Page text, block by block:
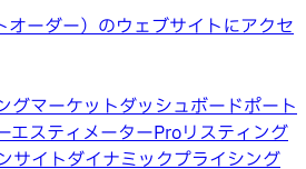
ーダー）のウェブサイトにアクセ
グマーケットダッシュボードポート
エスティメーターProリスティング
サイトダイナミックプライシング